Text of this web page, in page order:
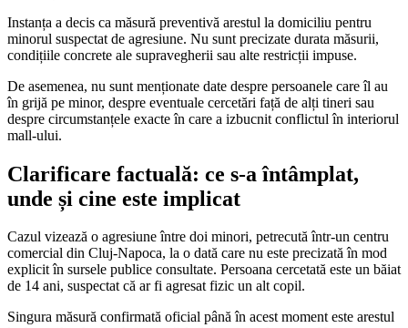
Instanța a decis ca măsură preventivă arestul la domiciliu pentru
minorul suspectat de agresiune. Nu sunt precizate durata măsurii,
condițiile concrete ale supravegherii sau alte restricții impuse.
De asemenea, nu sunt menționate date despre persoanele care îl au
în grijă pe minor, despre eventuale cercetări față de alți tineri sau
despre circumstanțele exacte în care a izbucnit conflictul în interiorul
mall-ului.
Clarificare factuală: ce s-a întâmplat,
unde și cine este implicat
Cazul vizează o agresiune între doi minori, petrecută într-un centru
comercial din Cluj-Napoca, la o dată care nu este precizată în mod
explicit în sursele publice consultate. Persoana cercetată este un băiat
de 14 ani, suspectat că ar fi agresat fizic un alt copil.
Singura măsură confirmată oficial până în acest moment este arestul